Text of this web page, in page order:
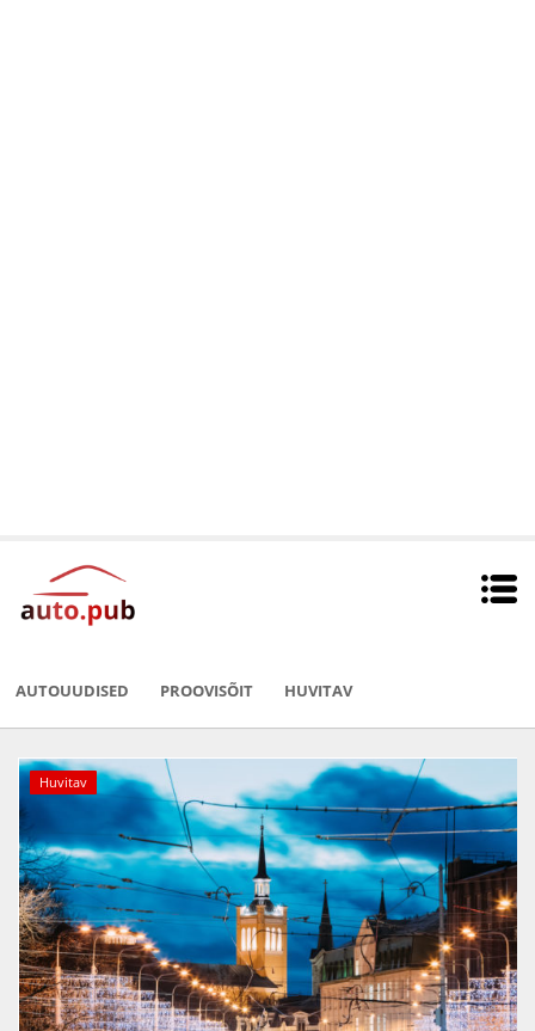
AUTOUUDISED PROOVISÕIT HUVITAV
Huvitav